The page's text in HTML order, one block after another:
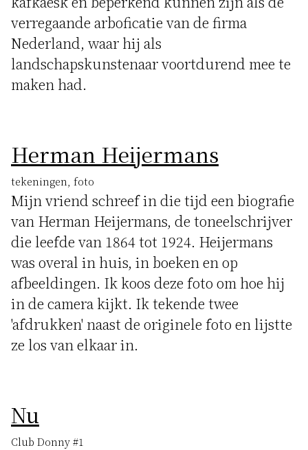
verregaande arboficatie van de firma
Nederland, waar hij als
landschapskunstenaar voortdurend mee te
maken had.
Herman Heijermans
tekeningen, foto
Mijn vriend schreef in die tijd een biografie
van Herman Heijermans, de toneelschrijver
die leefde van 1864 tot 1924. Heijermans
was overal in huis, in boeken en op
afbeeldingen. Ik koos deze foto om hoe hij
in de camera kijkt. Ik tekende twee
'afdrukken' naast de originele foto en lijstte
ze los van elkaar in.
Nu
Club Donny #1